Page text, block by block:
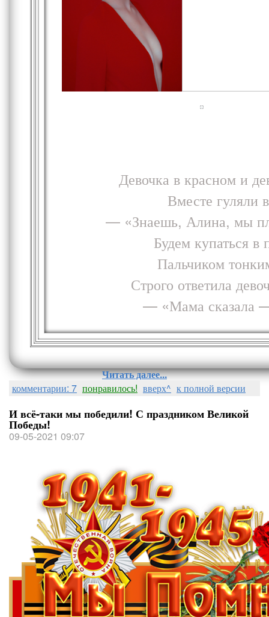
Девочка в красном и
Вместе гуляли
— «Знаешь, Алина, мы
Будем купаться в
Пальчиком
Строго ответила
— «Мама сказала
Читать далее...
комментарии: 7 понравилось! вверх^ к полной версии
И всё-таки мы победили! С праздником Великой
Победы!
09-05-2021 09:07